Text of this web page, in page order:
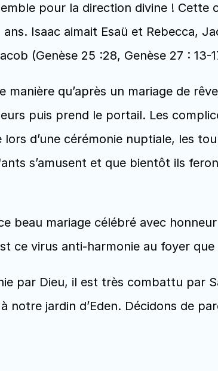
pour la direction divine ! Cette
Isaac aimait Esaü et Rebecca,
(Genèse 25 :28, Genèse 27 : 13-
manière qu’après un mariage de
puis prend le portail. Les
d’une cérémonie nuptiale, les
s’amusent et que bientôt ils
beau mariage célébré avec
ce virus anti-harmonie au foyer
par Dieu, il est très combattu par
notre jardin d’Eden. Décidons de